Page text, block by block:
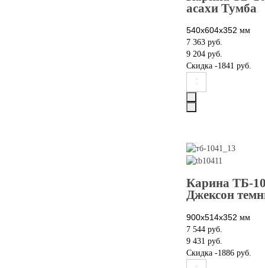
асахи Тумба
540х604х352 мм
7 363 руб.
9 204 руб.
Скидка -1841 руб.
Карина ТБ-
Джексон
900х514х352 мм
7 544 руб.
9 431 руб.
Скидка -1886 руб.